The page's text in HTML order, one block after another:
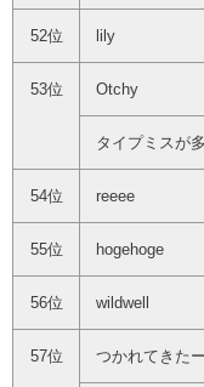
52位 lily
53位 Otchy
タイプミスが
54位 reeee
55位 hogehoge
56位 wildwell
57位 つかれてきたー